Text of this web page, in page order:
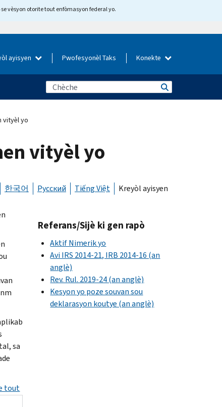
vèsyon otorite tout enfòmasyon federal yo.
ayisyen Pwofesyonèl Taks Konekte
vityèl yo
vityèl yo
한국어 Русский Tiếng Việt Kreyòl ayisyen
sa
tout
Referans/Sijè ki gen rapò
Aktif Nimerik yo
Avi IRS 2014-21, IRB 2014-16 (an
anglè)
Rev. Rul. 2019-24 (an anglè)
Kesyon yo poze souvan sou
deklarasyon koutye (an anglè)